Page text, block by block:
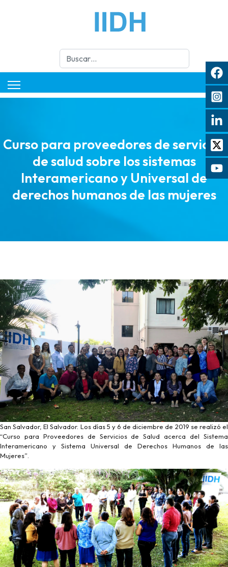
Buscar
Curso para proveedores de servicios
de salud sobre los sistemas
Interamericano y Universal de
derechos humanos de las mujeres
San Salvador, El Salvador. Los días 5 y 6 de diciembre de 2019 se realizó el
“Curso para Proveedores de Servicios de Salud acerca del Sistema
Interamericano y Sistema Universal de Derechos Humanos de las
Mujeres”.